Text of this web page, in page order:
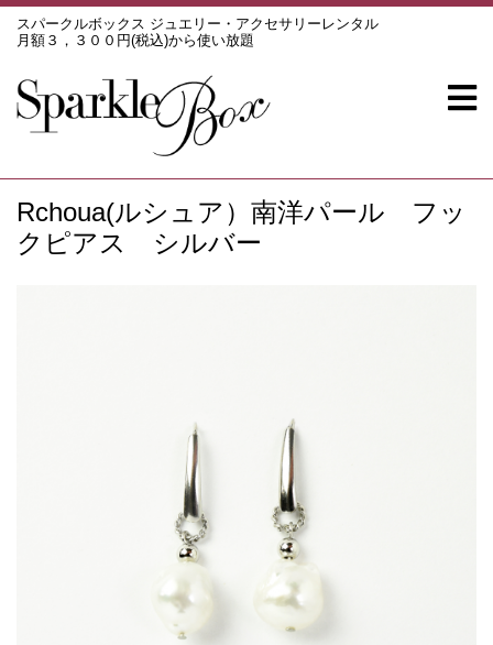
スパークルボックス ジュエリー・アクセサリーレンタル
月額３，３００円(税込)から使い放題
Rchoua(ルシュア）南洋パール フッ
クピアス シルバー